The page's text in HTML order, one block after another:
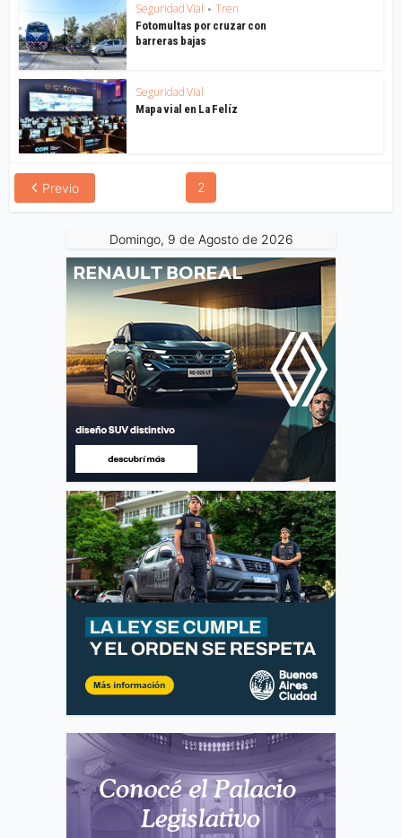
Seguridad Vial • Tren
Fotomultas por cruzar con
barreras bajas
Seguridad Vial
Mapa vial en La Felíz
Previo 2
Domingo, 9 de Agosto de 2026